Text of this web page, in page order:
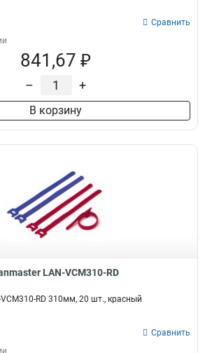
Сравнить
841,67 ₽
– +
В корзину
LAN-VCM310-RD
RD 310мм, 20 шт., красный
Сравнить